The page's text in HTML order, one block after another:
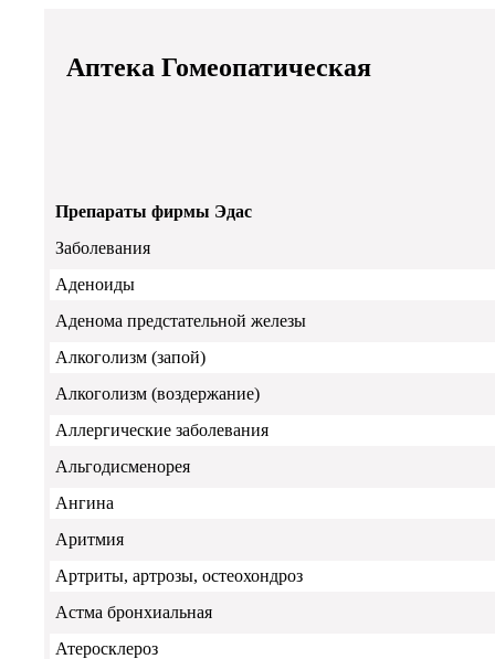
Аптека Гомеопатическая
Препараты фирмы Эдас
Заболевания
Аденоиды
Аденома предстательной железы
Алкоголизм (запой)
Алкоголизм (воздержание)
Аллергические заболевания
Альгодисменорея
Ангина
Аритмия
Артриты, артрозы, остеохондроз
Астма бронхиальная
Атеросклероз